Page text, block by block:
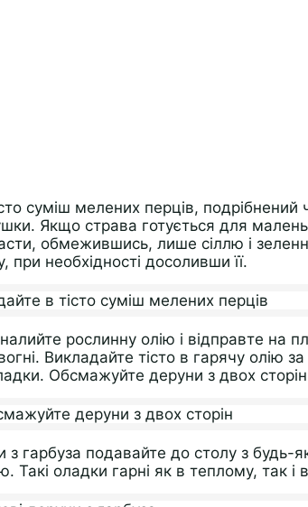
суміш мелених перців, подрібнений
Якщо страва готується для
обмежившись, лише сіллю і
при необхідності досоливши її.
рослинну олію і відправте на
Викладайте тісто в гарячу олію
Обсмажуйте деруни з двох
з гарбуза подавайте до столу з будь-
Такі оладки гарні як в теплому, так